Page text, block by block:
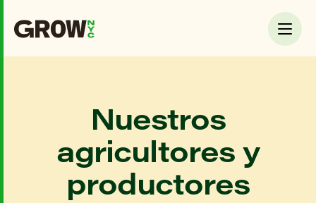
Nuestros
agricultores y
productores